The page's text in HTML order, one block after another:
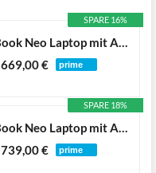
SPARE 16%
Apple 13" MacBook Neo Laptop mit A18 Pro Chip: Entwickelt für KI und Apple Intelligence, Liquid Retina Display, 8 GB gemeinsamem Arbeitsspeicher, 256 GB SSD Speicher, 1080p FaceTime HD Kamera; Rosa
669,00 €
SPARE 18%
Apple 13" MacBook Neo Laptop mit A18 Pro Chip: Entwickelt für KI und Apple Intelligence, Liquid Retina Display, 8 GB gemeinsamem Arbeitsspeicher, 512 GB SSD Speicher, Touch ID; Indigo
739,00 €